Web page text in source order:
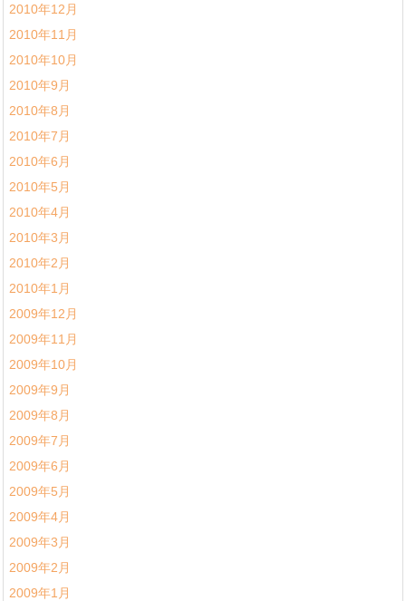
2010年12月
2010年11月
2010年10月
2010年9月
2010年8月
2010年7月
2010年6月
2010年5月
2010年4月
2010年3月
2010年2月
2010年1月
2009年12月
2009年11月
2009年10月
2009年9月
2009年8月
2009年7月
2009年6月
2009年5月
2009年4月
2009年3月
2009年2月
2009年1月